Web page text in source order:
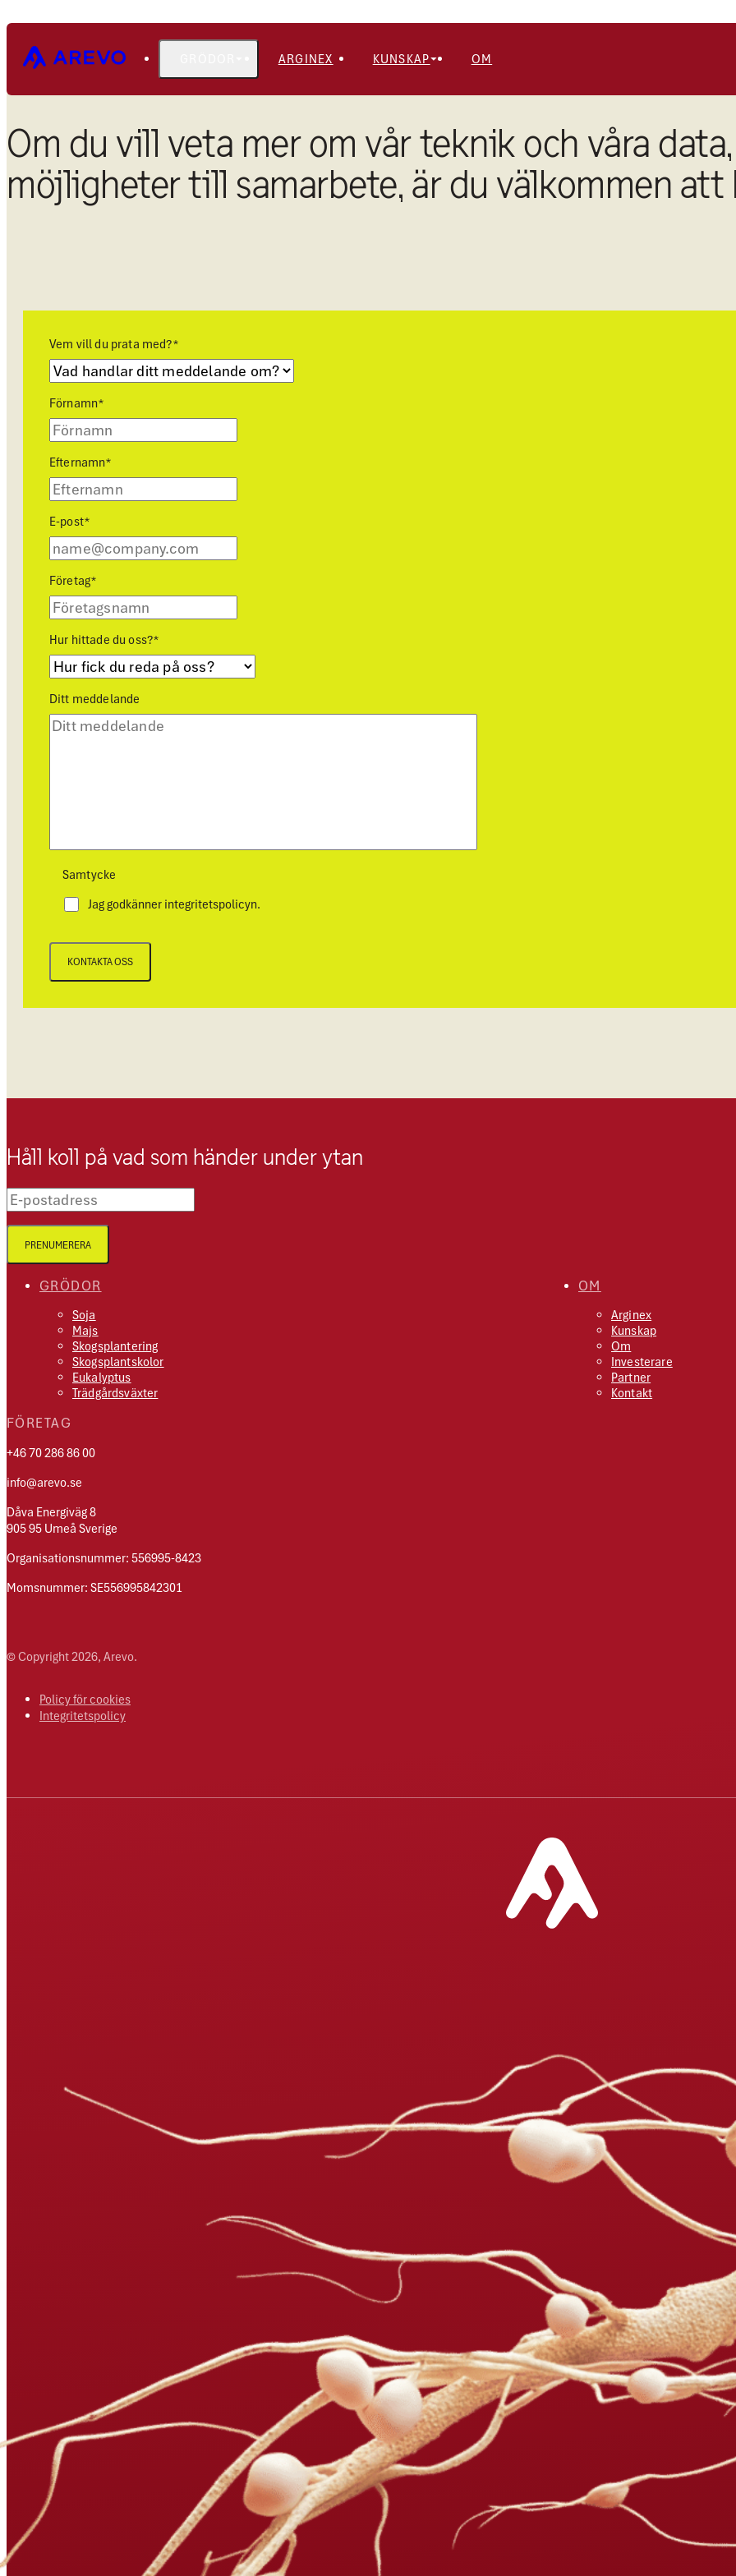
ARGINEX KUNSKAP OM
Om du vill veta mer om vår teknik och våra
möjligheter till samarbete, är du välkommen
Vem vill du prata med?*
Förnamn*
Efternamn*
E-post*
Företag*
Hur hittade du oss?*
Ditt meddelande
Samtycke
Jag godkänner integritetspolicyn.
KONTAKTA OSS
GRÖDOR
Soja
Majs
Skogsplantering
Skogsplantskolor
Eukalyptus
Trädgårdsväxter
OM
Arginex
Kunskap
Om
Investerare
Partner
Kontakt
FÖRETAG
+46 70 286 86 00
info@arevo.se
Dåva Energiväg 8
905 95 Umeå Sverige
Organisationsnummer: 556995-8423
Momsnummer: SE556995842301
Håll koll på vad som händer under ytan
E-postadress
PRENUMERERA
© Copyright 2026, Arevo.
Policy för cookies
Integritetspolicy